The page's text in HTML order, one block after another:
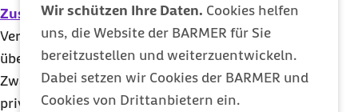
Wir schützen Ihre Daten. Cookies helfen
uns, die Website der BARMER für Sie
bereitzustellen und weiterzuentwickeln.
Dabei setzen wir Cookies der BARMER und
Cookies von Drittanbietern ein.
Zusatzversicherungsollten vorher mit dem
Versicherer klären, ob die Chefarztbehandlung
übernommen wird.
Zwar kann eine Chefarztbehandlung auch ohne
private Zusatzversicherung in Anspruch